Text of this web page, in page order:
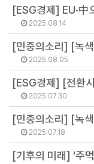
2025.08.14
2025.08.05
2025.07.30
2025.07.18
[기후의 미래] '주